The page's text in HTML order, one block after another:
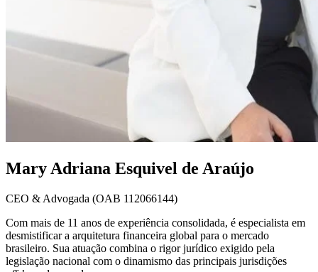
Mary Adriana Esquivel de Araújo
CEO & Advogada (OAB 112066144)
Com mais de 11 anos de experiência consolidada, é especialista em
desmistificar a arquitetura financeira global para o mercado
brasileiro. Sua atuação combina o rigor jurídico exigido pela
legislação nacional com o dinamismo das principais jurisdições